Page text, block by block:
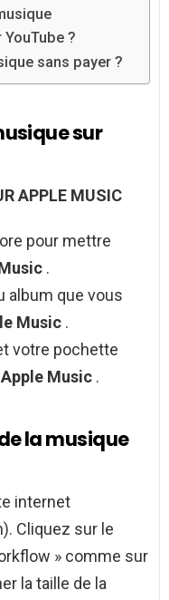
?
sans payer ?
sur
APPLE MUSIC
pour mettre
.
album que vous
Music .
votre pochette
Apple Music .
la musique
internet
Cliquez sur le
» comme sur
la taille de la